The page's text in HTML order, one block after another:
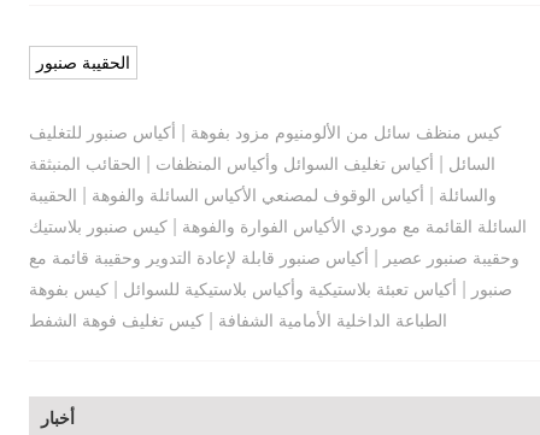
الحقيبة صنبور
كيس منظف سائل من الألومنيوم مزود بفوهة
أكياس صنبور للتغليف
السائل
أكياس تغليف السوائل وأكياس المنظفات
الحقائب المنبثقة
والسائلة
أكياس الوقوف لمصنعي الأكياس السائلة والفوهة
الحقيبة
السائلة القائمة مع موردي الأكياس الفوارة والفوهة |كيس صنبور بلاستيك
وحقيبة صنبور عصير
أكياس صنبور قابلة لإعادة التدوير وحقيبة قائمة مع
صنبور
أكياس تعبئة بلاستيكية وأكياس بلاستيكية للسوائل |كيس بفوهة
الطباعة الداخلية الأمامية الشفافة |كيس تغليف فوهة الشفط
أخبار